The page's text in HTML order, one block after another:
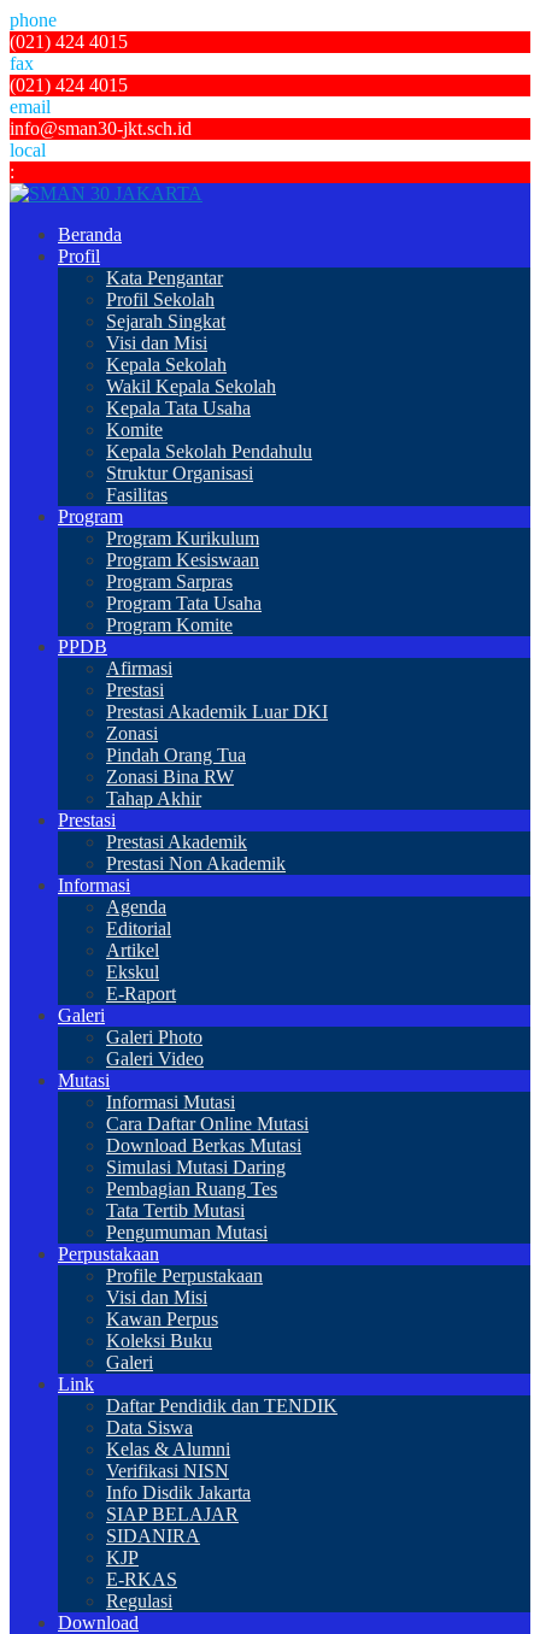
phone
(021) 424 4015
fax
(021) 424 4015
email
info@sman30-jkt.sch.id
local
:
Beranda
Profil
Kata Pengantar
Profil Sekolah
Sejarah Singkat
Visi dan Misi
Kepala Sekolah
Wakil Kepala Sekolah
Kepala Tata Usaha
Komite
Kepala Sekolah Pendahulu
Struktur Organisasi
Fasilitas
Program
Program Kurikulum
Program Kesiswaan
Program Sarpras
Program Tata Usaha
Program Komite
PPDB
Afirmasi
Prestasi
Prestasi Akademik Luar DKI
Zonasi
Pindah Orang Tua
Zonasi Bina RW
Tahap Akhir
Prestasi
Prestasi Akademik
Prestasi Non Akademik
Informasi
Agenda
Editorial
Artikel
Ekskul
E-Raport
Galeri
Galeri Photo
Galeri Video
Mutasi
Informasi Mutasi
Cara Daftar Online Mutasi
Download Berkas Mutasi
Simulasi Mutasi Daring
Pembagian Ruang Tes
Tata Tertib Mutasi
Pengumuman Mutasi
Perpustakaan
Profile Perpustakaan
Visi dan Misi
Kawan Perpus
Koleksi Buku
Galeri
Link
Daftar Pendidik dan TENDIK
Data Siswa
Kelas & Alumni
Verifikasi NISN
Info Disdik Jakarta
SIAP BELAJAR
SIDANIRA
KJP
E-RKAS
Regulasi
Download